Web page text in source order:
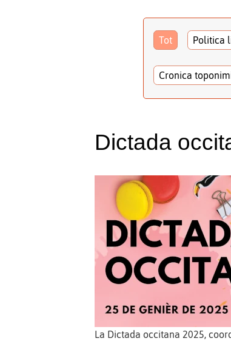
Tot Politica
Cronica
Dictada
La Dictada occitana 2025,